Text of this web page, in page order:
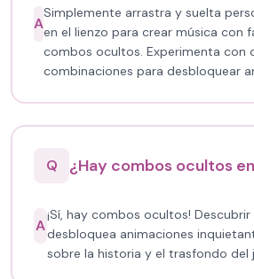
A
Simplemente arrastra y suelta
en el lienzo para crear música con
combos ocultos. Experimenta con
combinaciones para desbloquear
Q
¿Hay combos ocultos
A
¡Sí, hay combos ocultos!
desbloquea animaciones
sobre la historia y el trasfondo del